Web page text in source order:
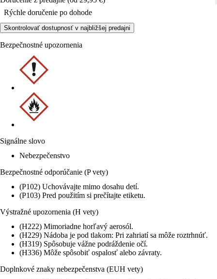
Rýchle doručenie po dohode
Skontrolovať dostupnosť v najbližšej predajni
Bezpečnostné upozornenia
Signálne slovo
Nebezpečenstvo
Bezpečnostné odporúčanie (P vety)
(P102) Uchovávajte mimo dosahu detí.
(P103) Pred použitím si prečítajte etiketu.
Výstražné upozornenia (H vety)
(H222) Mimoriadne horľavý aerosól.
(H229) Nádoba je pod tlakom: Pri zahriatí sa môže roztrhnúť.
(H319) Spôsobuje vážne podráždenie očí.
(H336) Môže spôsobiť ospalosť alebo závraty.
Doplnkové znaky nebezpečenstva (EUH vety)